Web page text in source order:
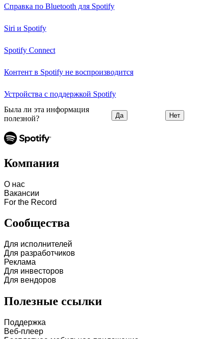
Справка по Bluetooth для Spotify
Siri и Spotify
Spotify Connect
Контент в Spotify не воспроизводится
Устройства с поддержкой Spotify
Была ли эта информация
полезной?
Да Нет
Компания
О нас
Вакансии
For the Record
Сообщества
Для исполнителей
Для разработчиков
Реклама
Для инвесторов
Для вендоров
Полезные ссылки
Поддержка
Веб-плеер